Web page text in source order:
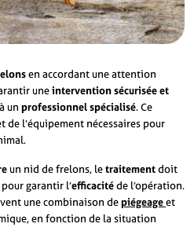
en accordant une attention
uneintervention sécurisée et
un professionnel spécialisé. Ce
de l’équipement nécessaires pour
un nid de frelons, letraitementdoit
pour garantir l’efficacitéde l’opération.
une combinaison depiégeageet
en fonction de la situation